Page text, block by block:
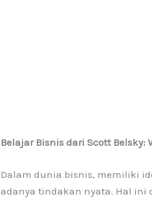
Belajar Bisnis dari Scott
Dalam dunia bisnis, memiliki
adanya tindakan nyata. Hal ini